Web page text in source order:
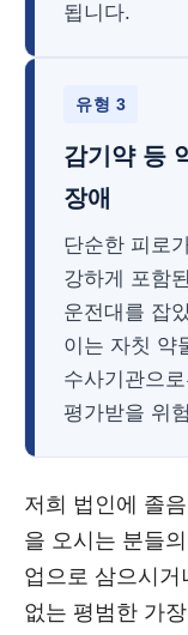
됩니다.
유형 3
감기약 등
장애
단순한 피로
강하게 포함
운전대를 잡
이는 자칫 약
수사기관으
평가받을 위
저희 법인에 졸
을 오시는 분들
업으로 삼으시
없는 평범한 가